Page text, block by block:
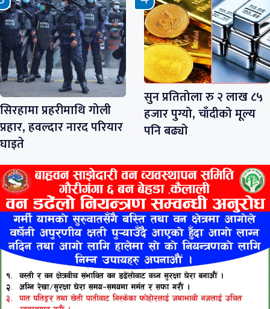
सिरहामा प्रहरीमाथि गोली
प्रहार, हवल्दार नारद परियार
घाइते
सुन प्रतितोला रु २ लाख ८५
हजार पुग्यो, चाँदीको मूल्य
पनि बढ्यो